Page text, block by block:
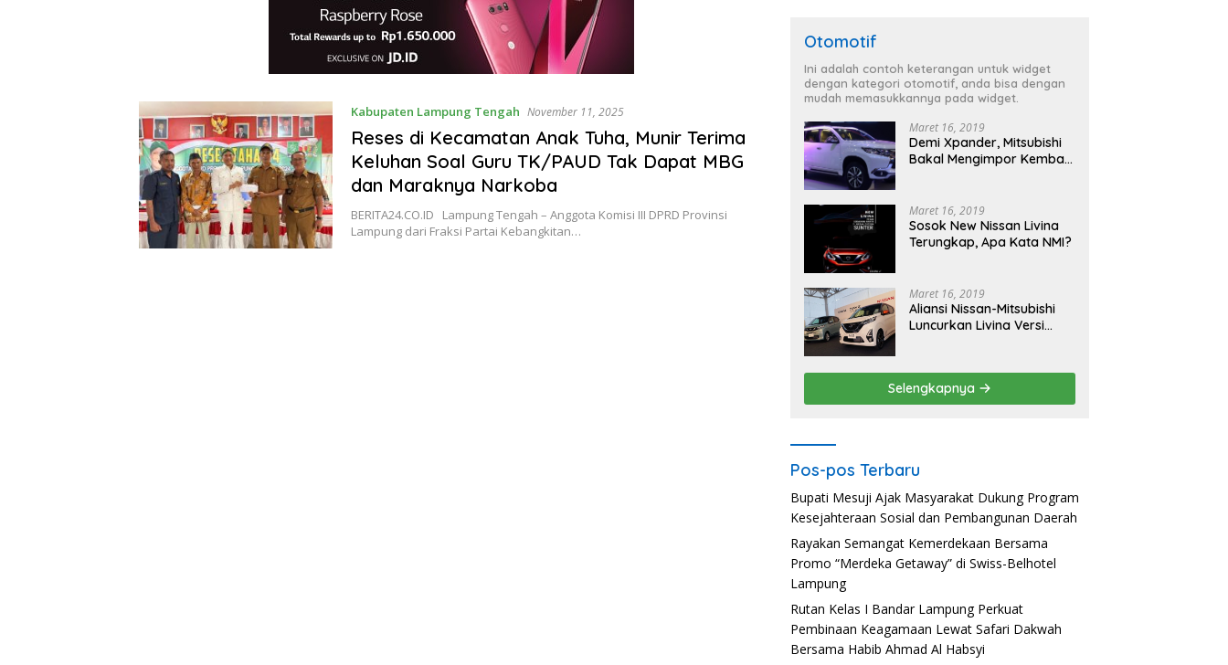
Kabupaten Lampung Tengah November 11, 2025
Reses di Kecamatan Anak Tuha, Munir Terima
Keluhan Soal Guru TK/PAUD Tak Dapat MBG
dan Maraknya Narkoba
BERITA24.CO.ID Lampung Tengah – Anggota Komisi III DPRD Provinsi
Lampung dari Fraksi Partai Kebangkitan…
Otomotif
Ini adalah contoh keterangan untuk widget
dengan kategori otomotif, anda bisa dengan
mudah memasukkannya pada widget.
Maret 16, 2019
Demi Xpander, Mitsubishi
Bakal Mengimpor Kembali
Maret 16, 2019
Sosok New Nissan Livina
Terungkap, Apa Kata NMI?
Maret 16, 2019
Aliansi Nissan-Mitsubishi
Luncurkan Livina Versi
Selengkapnya
Pos-pos Terbaru
Bupati Mesuji Ajak Masyarakat Dukung Program
Kesejahteraan Sosial dan Pembangunan Daerah
Rayakan Semangat Kemerdekaan Bersama
Promo “Merdeka Getaway” di Swiss-Belhotel
Lampung
Rutan Kelas I Bandar Lampung Perkuat
Pembinaan Keagamaan Lewat Safari Dakwah
Bersama Habib Ahmad Al Habsyi